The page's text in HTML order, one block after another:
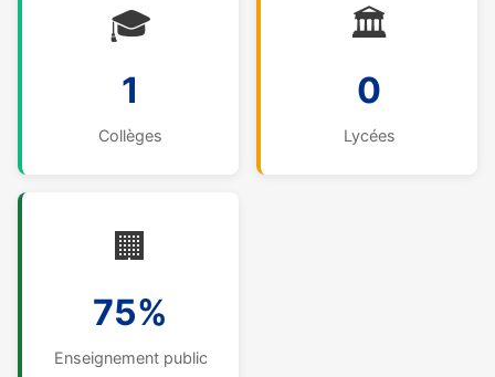
🎓
1
Collèges
🏛️
0
Lycées
🏢
75%
Enseignement public